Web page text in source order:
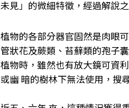
未見」的微細特徵，經過解說
植物的各部分器官固然是肉眼
管狀花及蕨類、苔蘚類的孢子
植物時，雖然也有放大鏡可資
或幽 暗的樹林下無法使用，搜